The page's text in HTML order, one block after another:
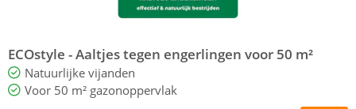
ECOstyle - Aaltjes tegen engerlingen voor 50 m²
Natuurlijke vijanden
Voor 50 m² gazonoppervlak